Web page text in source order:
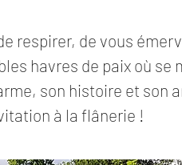
respirer, de vous
havres de paix où
son histoire et son
à la flânerie !